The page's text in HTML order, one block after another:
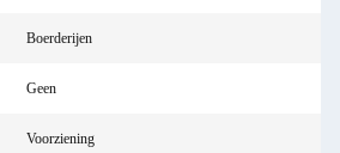
Boerderijen
Geen
Voorziening